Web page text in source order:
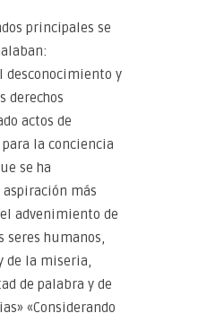
principales se
desconocimiento y
derechos
actos de
la conciencia
se ha
más
advenimiento de
seres humanos,
de la miseria,
de palabra y de
«Considerando